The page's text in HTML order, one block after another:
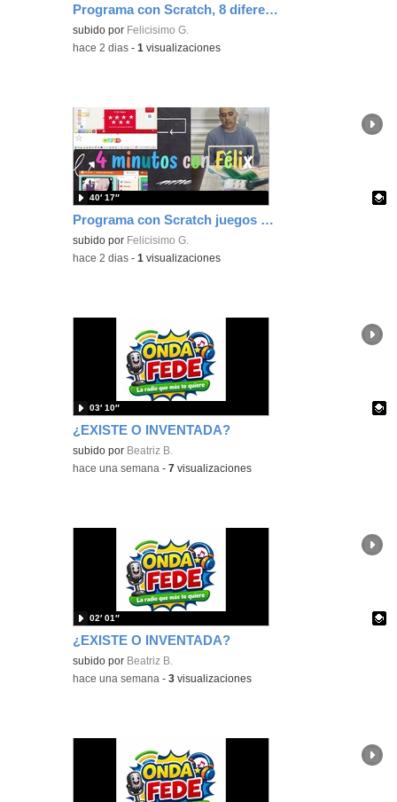
Programa con Scratch, 8 diferentes juegos para vivir la emoción de los partidos de España en el mundial 2026
Contenido educativo.
subido por Felicisimo G.
-hace 2 dias -1 visualizaciones
Programa con Scratch juegos con los partidos del mundial 2026 ganados por España
Contenido educativo.
subido por Felicisimo G.
40′ 17″
-hace 2 dias -1 visualizaciones
¿EXISTE O INVENTADA?
Contenido educativo.
subido por Beatriz B.
03′ 10″
-hace una semana -7 visualizaciones
¿EXISTE O INVENTADA?
Contenido educativo.
subido por Beatriz B.
02′ 01″
-hace una semana -3 visualizaciones